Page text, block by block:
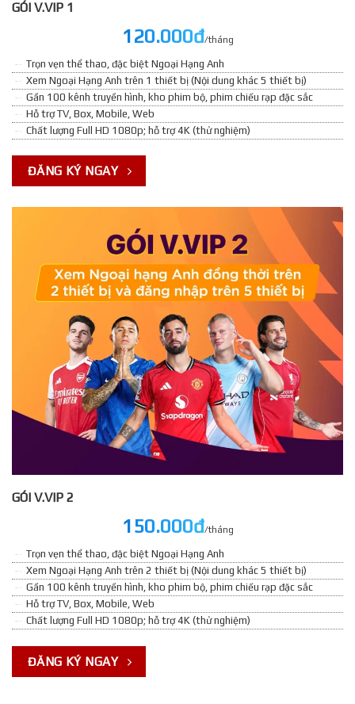
GÓI V.VIP 1
120.000đ/tháng
Trọn vẹn thể thao, đặc biệt Ngoại Hạng Anh
Xem Ngoại Hạng Anh trên 1 thiết bị (Nội dung khác 5 thiết bị)
Gần 100 kênh truyền hình, kho phim bộ, phim chiếu rạp đặc sắc
Hỗ trợ TV, Box, Mobile, Web
Chất lượng Full HD 1080p; hỗ trợ 4K (thử nghiệm)
ĐĂNG KÝ NGAY
GÓI V.VIP 2
150.000đ/tháng
Trọn vẹn thể thao, đặc biệt Ngoại Hạng Anh
Xem Ngoại Hạng Anh trên 2 thiết bị (Nội dung khác 5 thiết bị)
Gần 100 kênh truyền hình, kho phim bộ, phim chiếu rạp đặc sắc
Hỗ trợ TV, Box, Mobile, Web
Chất lượng Full HD 1080p; hỗ trợ 4K (thử nghiệm)
ĐĂNG KÝ NGAY